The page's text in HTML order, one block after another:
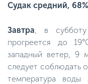
Судак средний, 68%
Завтра, в субботу
прогреется до
западный ветер, 9
следует соблюдать
температура воды